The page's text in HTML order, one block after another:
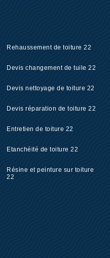
Rehaussement de toiture 22
Devis changement de tuile 22
Devis nettoyage de toiture 22
Devis réparation de toiture 22
Entretien de toiture 22
Etanchéité de toiture 22
Résine et peinture sur toiture
22